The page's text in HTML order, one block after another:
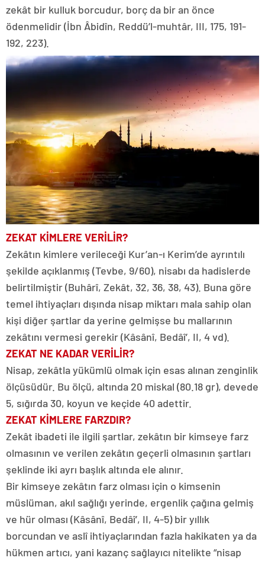
zekât bir kulluk borcudur, borç da bir an önce
ödenmelidir (İbn Âbidîn, Reddü’l-muhtâr, III, 175, 191-
192, 223).
ZEKAT KİMLERE VERİLİR?
Zekâtın kimlere verileceği Kur’an-ı Kerim’de ayrıntılı
şekilde açıklanmış (Tevbe, 9/60), nisabı da hadislerde
belirtilmiştir (Buhârî, Zekât, 32, 36, 38, 43). Buna göre
temel ihtiyaçları dışında nisap miktarı mala sahip olan
kişi diğer şartlar da yerine gelmişse bu mallarının
zekâtını vermesi gerekir (Kâsânî, Bedâî’, II, 4 vd).
ZEKAT NE KADAR VERİLİR?
Nisap, zekâtla yükümlü olmak için esas alınan zenginlik
ölçüsüdür. Bu ölçü, altında 20 miskal (80.18 gr), devede
5, sığırda 30, koyun ve keçide 40 adettir.
ZEKAT KİMLERE FARZDIR?
Zekât ibadeti ile ilgili şartlar, zekâtın bir kimseye farz
olmasının ve verilen zekâtın geçerli olmasının şartları
şeklinde iki ayrı başlık altında ele alınır.
Bir kimseye zekâtın farz olması için o kimsenin
müslüman, akıl sağlığı yerinde, ergenlik çağına gelmiş
ve hür olması (Kâsânî, Bedâî’, II, 4-5) bir yıllık
borcundan ve aslî ihtiyaçlarından fazla hakikaten ya da
hükmen artıcı, yani kazanç sağlayıcı nitelikte “nisap